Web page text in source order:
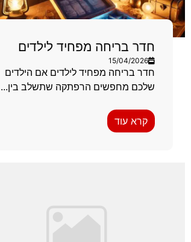
חדר בריחה מפחיד לילדים
15/04/2026
חדר בריחה מפחיד לילדים אם הילדים
שלכם מחפשים הרפתקה שתשלב בין...
קרא עוד